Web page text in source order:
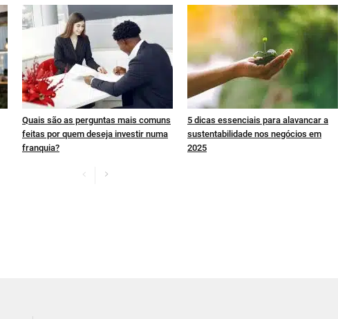
Quais são as perguntas mais comuns
feitas por quem deseja investir numa
franquia?
5 dicas essenciais para alavancar a
sustentabilidade nos negócios em
2025